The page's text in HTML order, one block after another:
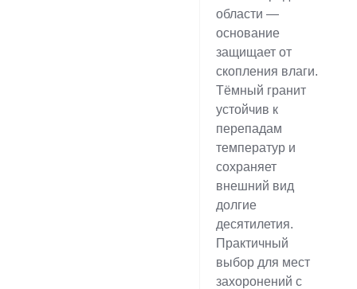
области —
основание
защищает от
скопления влаги.
Тёмный гранит
устойчив к
перепадам
температур и
сохраняет
внешний вид
долгие
десятилетия.
Практичный
выбор для мест
захоронений с